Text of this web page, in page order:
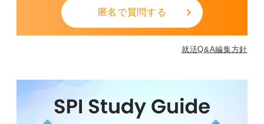
匿名で質問する
就活Q&A編集方針